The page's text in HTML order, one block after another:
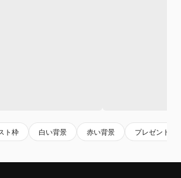
ト枠 白い背景 赤い背景 プレゼント